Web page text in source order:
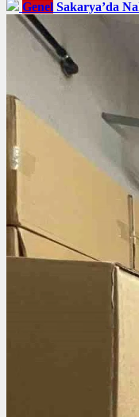
Genel Sakarya’da